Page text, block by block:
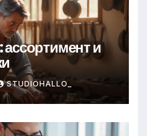
и
STUDIOHALLO_